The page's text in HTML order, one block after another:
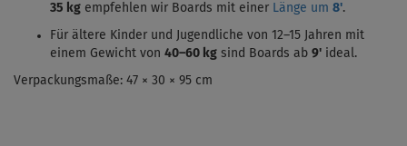
35 kg empfehlen wir Boards mit einer Länge um 8'.
Für ältere Kinder und Jugendliche von 12–15 Jahren mit
einem Gewicht von 40–60 kg sind Boards ab 9' ideal.
Verpackungsmaße: 47 × 30 × 95 cm